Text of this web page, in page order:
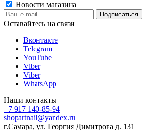
Новости магазина
Оставайтесь на связи
Вконтакте
Telegram
YouTube
Viber
Viber
WhatsApp
Наши контакты
+7 917 140-85-94
shopartnail@yandex.ru
г.Самара, ул. Георгия Димитрова д. 131